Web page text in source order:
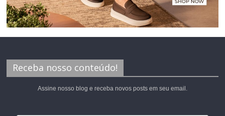
Receba nosso conteúdo!
Assine nosso blog e receba novos posts em seu email.